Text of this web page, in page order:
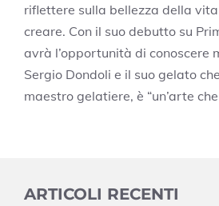
riflettere sulla bellezza della
creare. Con il suo debutto su
avrà l’opportunità di conoscere
Sergio Dondoli e il suo gelato
maestro gelatiere, è “un’arte
ARTICOLI RECENTI